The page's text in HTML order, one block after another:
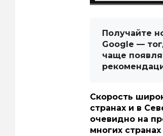
Получайте
Google —
чаще
Скорость
странах и в
очевидно на
многих